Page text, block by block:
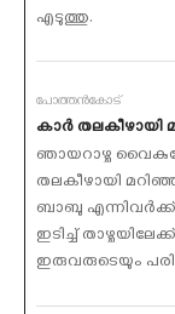
എടുത്തു.
പോത്തന്‍കോട്
കാര്‍ തലകീഴായി
ഞായറാഴ്ച
തലകീഴായി
ബാബു എന്നിവര്‍ക്ക്
ഇടിച്ച്
ഇരുവരുടെയും